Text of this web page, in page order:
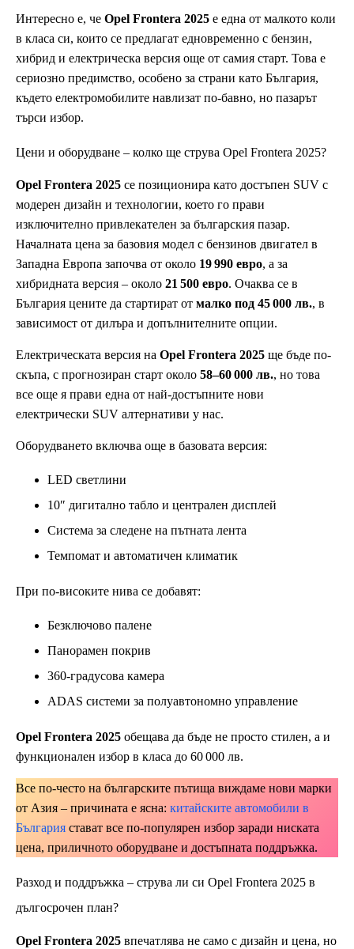
Интересно е, че Opel Frontera 2025 е една от малкото коли
в класа си, които се предлагат едновременно с бензин,
хибрид и електрическа версия още от самия старт. Това е
сериозно предимство, особено за страни като България,
където електромобилите навлизат по-бавно, но пазарът
търси избор.
Цени и оборудване – колко ще струва Opel Frontera 2025?
Opel Frontera 2025 се позиционира като достъпен SUV с
модерен дизайн и технологии, което го прави
изключително привлекателен за българския пазар.
Началната цена за базовия модел с бензинов двигател в
Западна Европа започва от около 19 990 евро, а за
хибридната версия – около 21 500 евро. Очаква се в
България цените да стартират от малко под 45 000 лв., в
зависимост от дилъра и допълнителните опции.
Електрическата версия на Opel Frontera 2025 ще бъде по-
скъпа, с прогнозиран старт около 58–60 000 лв., но това
все още я прави една от най-достъпните нови
електрически SUV алтернативи у нас.
Оборудването включва още в базовата версия:
LED светлини
10″ дигитално табло и централен дисплей
Система за следене на пътната лента
Темпомат и автоматичен климатик
При по-високите нива се добавят:
Безключово палене
Панорамен покрив
360-градусова камера
ADAS системи за полуавтономно управление
Opel Frontera 2025 обещава да бъде не просто стилен, а и
функционален избор в класа до 60 000 лв.
Все по-често на българските пътища виждаме нови марки
от Азия – причината е ясна: китайските автомобили в
България стават все по-популярен избор заради ниската
цена, приличното оборудване и достъпната поддръжка.
Разход и поддръжка – струва ли си Opel Frontera 2025 в
дългосрочен план?
Opel Frontera 2025 впечатлява не само с дизайн и цена, но